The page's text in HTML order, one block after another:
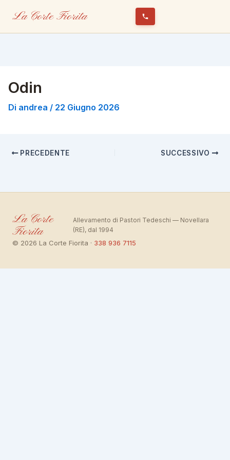
La Corte Fiorita
Odin
Di andrea / 22 Giugno 2026
PRECEDENTE SUCCESSIVO
La Corte
Fiorita
Allevamento di Pastori Tedeschi — Novellara
(RE), dal 1994
© 2026 La Corte Fiorita · 338 936 7115